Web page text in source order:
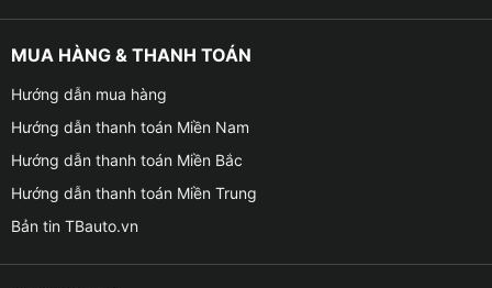
☪ Hỗ trợ cắm Sim 4G và phát wifi
☪ Ra lệnh qua giọng nói thông minh OledAI
☪ Cảnh báo tốc độ thông qua bản đồ Ofline
☪ Tích hợp nghe gọi điện thoại rảnh tay qua Bluetooth
☪ Sử dụng nghe nhạc trực tuyến qua các ứng dụng
MUA HÀNG & THANH TOÁN
Hướng dẫn mua hàng
Hướng dẫn thanh toán Miền Nam
Hướng dẫn thanh toán Miền Bắc
Hướng dẫn thanh toán Miền Trung
Bản tin TBauto.vn